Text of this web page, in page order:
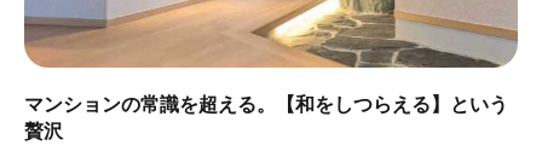
マンションの常識を超える。【和をしつらえる】という
贅沢